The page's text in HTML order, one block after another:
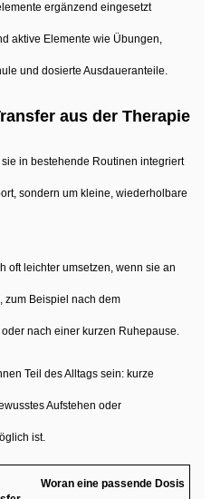
ergänzend eingesetzt
aktive Elemente wie Übungen,
und dosierte Ausdaueranteile.
aus der Therapie
in bestehende Routinen integriert
sondern um kleine, wiederholbare
oft leichter umsetzen, wenn sie an
zum Beispiel nach dem
nach einer kurzen Ruhepause.
Teil des Alltags sein: kurze
Aufstehen oder
ist.
Woran eine passende Dosis